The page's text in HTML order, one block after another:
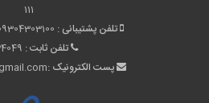
111
تلفن پشتیبانی :
تلفن ثابت :
پست الکترونیک :